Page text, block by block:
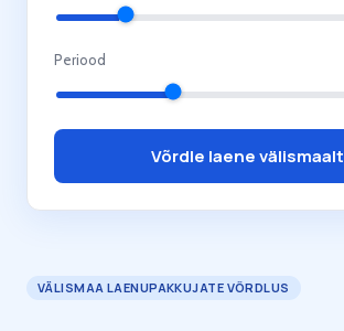
VÄLISMAA LAENUPAKKUJATE VÕRDLUS
Periood
Võrdle laene välismaalt